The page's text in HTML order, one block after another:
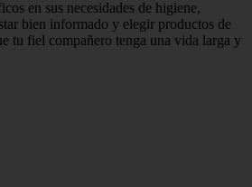
en sus necesidades de higiene,
bien informado y elegir productos de
tu fiel compañero tenga una vida larga y